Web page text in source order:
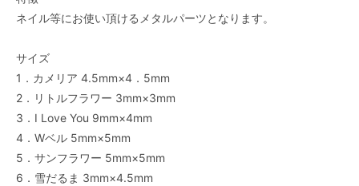
ネイル等にお使い頂けるメタルパーツとなります。
サイズ
1．カメリア 4.5mm×4．5mm
2．リトルフラワー 3mm×3mm
3．I Love You 9mm×4mm
4．Wベル 5mm×5mm
5．サンフラワー 5mm×5mm
6．雪だるま 3mm×4.5mm